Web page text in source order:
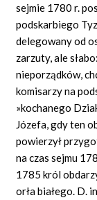
sejmie 1780 r.
podskarbiego
delegowany od
zarzuty, ale
nieporządków,
komisarzy na
»kochanego
Józefa, gdy ten
powierzył
na czas sejmu
1785 król
orła białego. D.